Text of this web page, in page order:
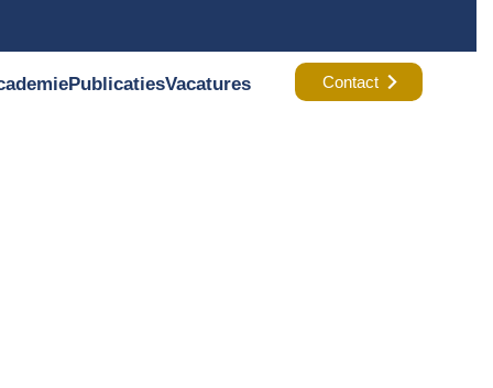
PublicatiesVacatures Contact